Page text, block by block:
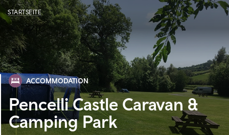
STARTSEITE
ACCOMMODATION
Pencelli Castle Caravan &
Camping Park